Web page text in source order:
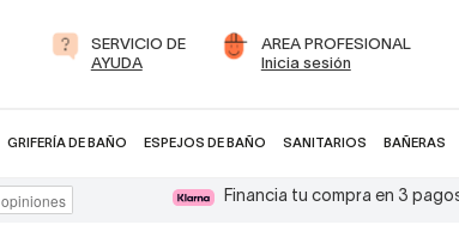
SERVICIO DE
AYUDA
AREA PROFESIONAL
Inicia sesión
GRIFERÍA DE BAÑO ESPEJOS DE BAÑO SANITARIOS BAÑERAS
Financia tu compra en 3